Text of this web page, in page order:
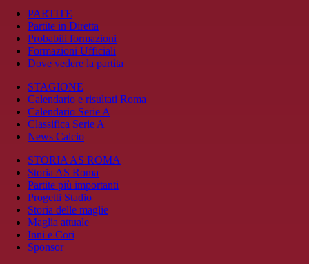
PARTITE
Partite in Diretta
Probabili formazioni
Formazioni Ufficiali
Dove vedere la partita
STAGIONE
Calendario e risultati Roma
Calendario Serie A
Classifica Serie A
News Calcio
STORIA AS ROMA
Storia AS Roma
Partite più importanti
Progetti Stadio
Storia delle maglie
Maglia attuale
Inni e Cori
Sponsor